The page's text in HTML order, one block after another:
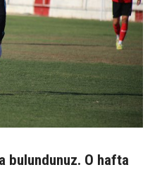
bulundunuz. O hafta